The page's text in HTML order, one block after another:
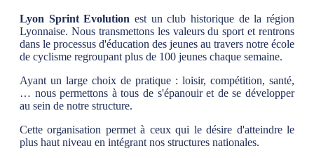
Lyon Sprint Evolution est un club historique de la région
Lyonnaise. Nous transmettons les valeurs du sport et rentrons
dans le processus d'éducation des jeunes au travers notre école
de cyclisme regroupant plus de 100 jeunes chaque semaine.
Ayant un large choix de pratique : loisir, compétition, santé,
… nous permettons à tous de s'épanouir et de se développer
au sein de notre structure.
Cette organisation permet à ceux qui le désire d'atteindre le
plus haut niveau en intégrant nos structures nationales.